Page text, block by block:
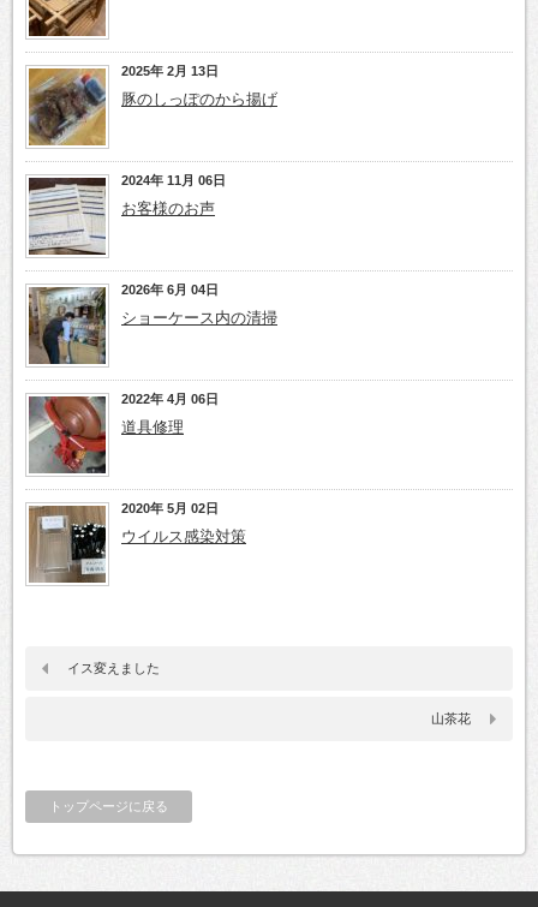
2025年 2月 13日
豚のしっぽのから揚げ
2024年 11月 06日
お客様のお声
2026年 6月 04日
ショーケース内の清掃
2022年 4月 06日
道具修理
2020年 5月 02日
ウイルス感染対策
イス変えました
山茶花
トップページに戻る